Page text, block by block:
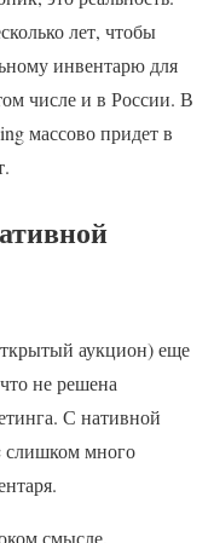
лет, чтобы
инвентарю для
числе и в России. В
массово придет в
аукцион) еще
не решена
С нативной
слишком много